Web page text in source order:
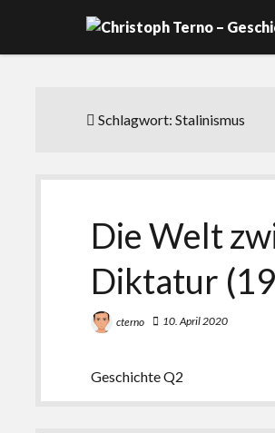
Schlagwort:Stalinismus
Die Welt
Diktatur
cterno 10. April 2020
Geschichte Q2